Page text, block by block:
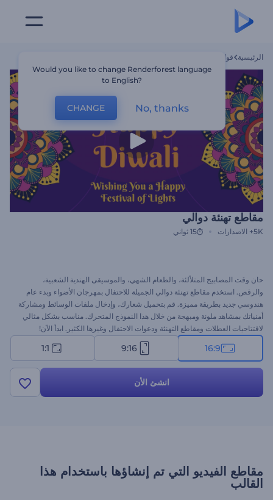
الرئيسية قوالب
مقاطع تهنئة دوالي
5K+ الاصدارات 15 ثواني
حان وقت المصابيح المتلألئة، والطعام الشهي، والموسيقى الهندية الشعبية،
والرقص. استخدم مقاطع تهنئة دوالي الجميلة للاحتفال بمهرجان الأضواء وبدء عام
هندوسي جديد بطريقة مميزة. قم بتحميل شعارك، وإدخال ملفات الوسائط ومشاركة
أمنياتك بمشاهد ملونة ومبهجة من خلال هذا النموذج المتحرك. مناسب بشكل مثالي
لافتتاحيات العطلات ومقاطع التهنئة ودعوات الاحتفال وغيرها الكثير. ابدأ الآن!
16:9
9:16
1:1
انشئ الأن
مقاطع الفيديو التي تم إنشاؤها باستخدام هذا
القالب
Would you like to change Renderforest language
to English?
CHANGE No, thanks